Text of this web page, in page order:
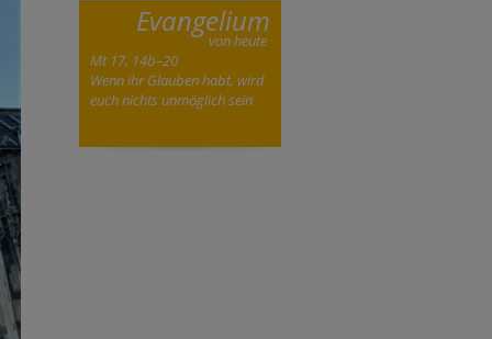
Evangelium
von heute
Mt 17, 14b–20
Wenn ihr Glauben habt, wird
euch nichts unmöglich sein